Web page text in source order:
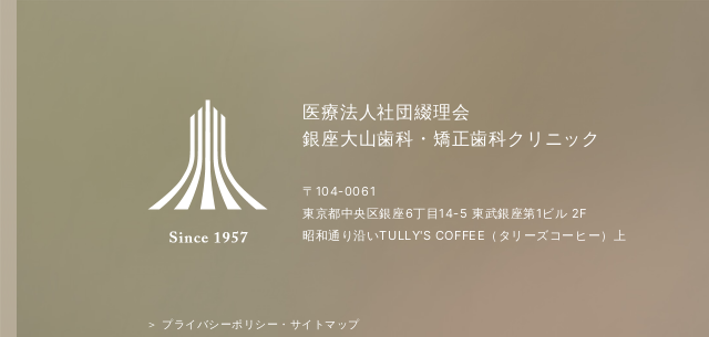
医療法人社団綴理会
銀座大山歯科・矯正歯科クリニック
〒104-0061
東京都中央区銀座6丁目14-5 東武銀座第1ビル 2F
昭和通り沿いTULLY'S COFFEE（タリーズコーヒー）上
＞ プライバシーポリシー・サイトマップ